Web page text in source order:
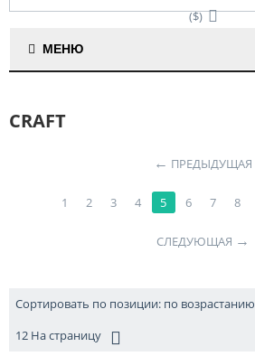
($)
МЕНЮ
CRAFT
← ПРЕДЫДУЩАЯ
1 2 3 4 5 6 7 8
СЛЕДУЮЩАЯ →
Сортировать по позиции: по возрастанию
12 На страницу